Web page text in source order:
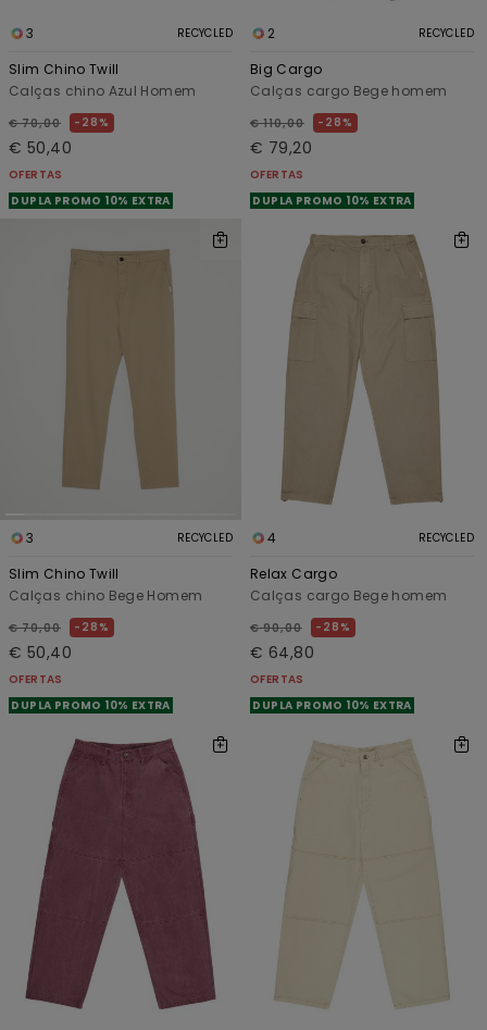
3 RECYCLED
Slim Chino Twill
Calças chino Azul Homem
€ 70,00 28%
€ 50,40
OFERTAS
DUPLA PROMO 10% EXTRA
2 RECYCLED
Big Cargo
Calças cargo Bege homem
€ 110,00 28%
€ 79,20
OFERTAS
DUPLA PROMO 10% EXTRA
3 RECYCLED
Slim Chino Twill
Calças chino Bege Homem
€ 70,00 28%
€ 50,40
OFERTAS
DUPLA PROMO 10% EXTRA
4 RECYCLED
Relax Cargo
Calças cargo Bege homem
€ 90,00 28%
€ 64,80
OFERTAS
DUPLA PROMO 10% EXTRA